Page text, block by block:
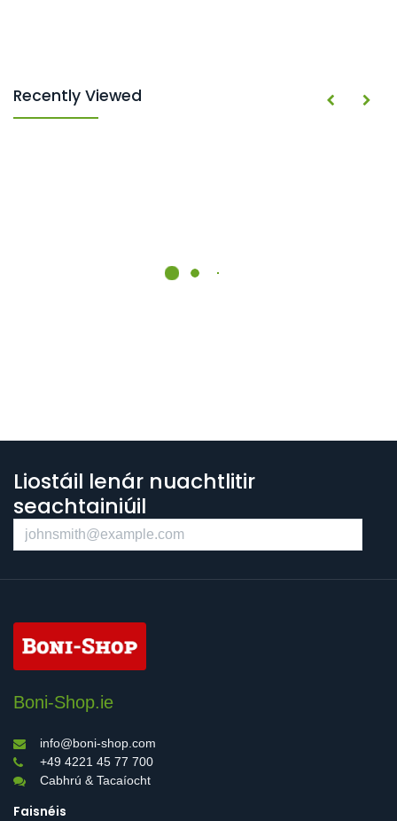
Recently Viewed
Liostáil lenár nuachtlitir
seachtainiúil
Boni-Shop.ie
info@boni-shop.com
+49 4221 45 77 700
Cabhrú & Tacaíocht
Faisnéis